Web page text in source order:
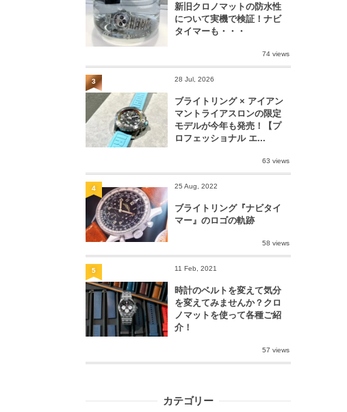
新旧クロノマットの防水性
について実機で検証！ナビ
タイマーも・・・
74 views
28 Jul, 2026
ブライトリング × アイアン
マントライアスロンの限定
モデルが今年も発売！【プ
ロフェッショナル エ...
63 views
3
25 Aug, 2022
ブライトリング『ナビタイ
マー』のロゴの軌跡
58 views
4
11 Feb, 2021
時計のベルトを変えて気分
を変えてみませんか？クロ
ノマットを使って各種ご紹
介！
57 views
5
カテゴリー